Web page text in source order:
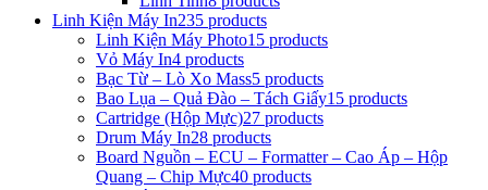
Linh Kiện Máy In235 products
Linh Kiện Máy Photo15 products
Vỏ Máy In4 products
Bạc Từ – Lò Xo Mass5 products
Bao Lụa – Quả Đào – Tách Giấy15 products
Cartridge (Hộp Mực)27 products
Drum Máy In28 products
Board Nguồn – ECU – Formatter – Cao Áp – Hộp
Quang – Chip Mực40 products